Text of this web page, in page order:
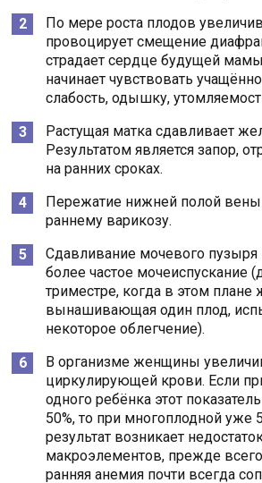
По мере роста плодов
провоцирует смещение
страдает сердце будущей
начинает чувствовать
слабость, одышку,
Растущая матка сдавливает
Результатом является запор,
на ранних сроках.
Пережатие нижней полой
раннему варикозу.
Сдавливание мочевого пузыря
более частое мочеиспускание
триместре, когда в этом плане
вынашивающая один плод,
некоторое облегчение).
В организме женщины
циркулирующей крови. Если
одного ребёнка этот
50%, то при многоплодной уже
результат возникает
макроэлементов, прежде
ранняя анемия почти всегда